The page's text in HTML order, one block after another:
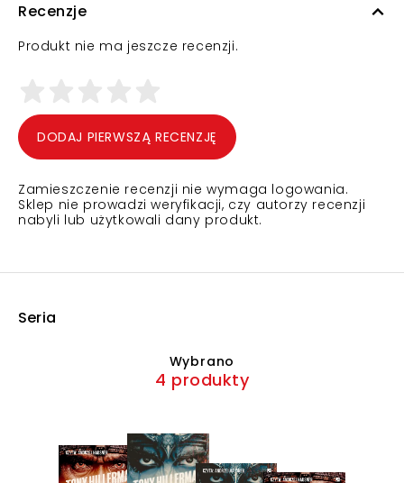
Recenzje
Produkt nie ma jeszcze recenzji.
DODAJ PIERWSZĄ RECENZJĘ
Zamieszczenie recenzji nie wymaga logowania.
Sklep nie prowadzi weryfikacji, czy autorzy recenzji
nabyli lub użytkowali dany produkt.
Seria
Wybrano
4 produkty